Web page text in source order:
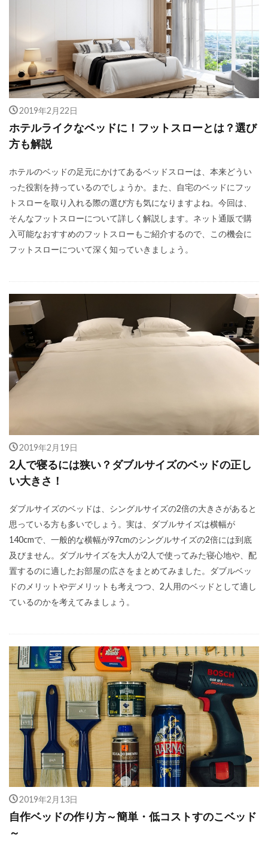
2019年2月22日
ホテルライクなベッドに！フットスローとは？選び
方も解説
ホテルのベッドの足元にかけてあるベッドスローは、本来どうい
った役割を持っているのでしょうか。また、自宅のベッドにフッ
トスローを取り入れる際の選び方も気になりますよね。今回は、
そんなフットスローについて詳しく解説します。ネット通販で購
入可能なおすすめのフットスローもご紹介するので、この機会に
フットスローについて深く知っていきましょう。
2019年2月19日
2人で寝るには狭い？ダブルサイズのベッドの正し
い大きさ！
ダブルサイズのベッドは、シングルサイズの2倍の大きさがあると
思っている方も多いでしょう。実は、ダブルサイズは横幅が
140cmで、一般的な横幅が97cmのシングルサイズの2倍には到底
及びません。ダブルサイズを大人が2人で使ってみた寝心地や、配
置するのに適したお部屋の広さをまとめてみました。ダブルベッ
ドのメリットやデメリットも考えつつ、2人用のベッドとして適し
ているのかを考えてみましょう。
2019年2月13日
自作ベッドの作り方～簡単・低コストすのこベッド
～